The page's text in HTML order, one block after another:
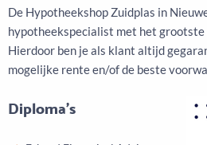
De Hypotheekshop Zuidplas in
hypotheekspecialist met het
Hierdoor ben je als klant altijd
mogelijke rente en/of de beste
Diploma's